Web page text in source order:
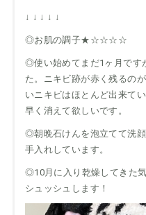
↓ ↓ ↓ ↓ ↓
◎お肌の調子★☆☆☆☆
◎使い始めてまだ1ヶ月です
た。ニキビ跡が赤く残るの
いニキビはほとんど出来て
早く消えて欲しいです。
◎朝晩石けんを泡立てて洗
手入れしています。
◎10月に入り乾燥してきた
シュッシュします！